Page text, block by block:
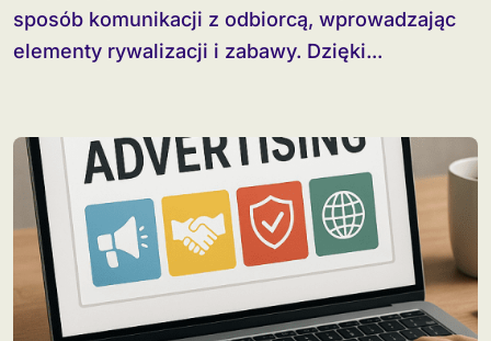
sposób komunikacji z odbiorcą, wprowadzając
elementy rywalizacji i zabawy. Dzięki...